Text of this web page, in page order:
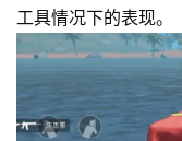
工具情况下的表现。